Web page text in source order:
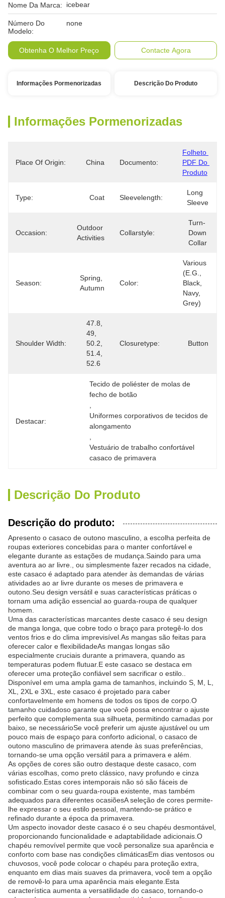
Nome Da Marca: icebear
Número Do
Modelo:
none
Obtenha O Melhor Preço Contacte Agora
Informações Pormenorizadas Descrição Do Produto
Informações Pormenorizadas
Place Of Origin: China Documento:
Folheto
PDF Do
Produto
Type: Coat Sleevelength:
Long
Sleeve
Occasion:
Outdoor
Activities
Collarstyle:
Turn-
Down
Collar
Season:
Spring,
Autumn
Color:
Various
(e.g.,
Black,
Navy,
Grey)
Shoulder Width:
47.8,
49,
50.2,
51.4,
52.6
Closuretype: Button
Destacar:
Tecido de poliéster de molas de
fecho de botão
Uniformes corporativos de tecidos de
alongamento
Vestuário de trabalho confortável
casaco de primavera
Descrição Do Produto
Descrição do produto:
Apresento o casaco de outono masculino, a escolha perfeita de
roupas exteriores concebidas para o manter confortável e
elegante durante as estações de mudança.Saindo para uma
aventura ao ar livre., ou simplesmente fazer recados na cidade,
este casaco é adaptado para atender às demandas de várias
atividades ao ar livre durante os meses de primavera e
outono.Seu design versátil e suas características práticas o
tornam uma adição essencial ao guarda-roupa de qualquer
homem.
Uma das características marcantes deste casaco é seu design
de manga longa, que cobre todo o braço para protegê-lo dos
ventos frios e do clima imprevisível.As mangas são feitas para
oferecer calor e flexibilidadeAs mangas longas são
especialmente cruciais durante a primavera, quando as
temperaturas podem flutuar.E este casaco se destaca em
oferecer uma proteção confiável sem sacrificar o estilo..
Disponível em uma ampla gama de tamanhos, incluindo S, M, L,
XL, 2XL e 3XL, este casaco é projetado para caber
confortavelmente em homens de todos os tipos de corpo.O
tamanho cuidadoso garante que você possa encontrar o ajuste
perfeito que complementa sua silhueta, permitindo camadas por
baixo, se necessárioSe você preferir um ajuste ajustável ou um
pouco mais de espaço para conforto adicional, o casaco de
outono masculino de primavera atende às suas preferências,
tornando-se uma opção versátil para a primavera e além.
As opções de cores são outro destaque deste casaco, com
várias escolhas, como preto clássico, navy profundo e cinza
sofisticado.Estas cores intemporais não só são fáceis de
combinar com o seu guarda-roupa existente, mas também
adequados para diferentes ocasiõesA seleção de cores permite-
lhe expressar o seu estilo pessoal, mantendo-se prático e
refinado durante a época da primavera.
Um aspecto inovador deste casaco é o seu chapéu desmontável,
proporcionando funcionalidade e adaptabilidade adicionais.O
chapéu removível permite que você personalize sua aparência e
conforto com base nas condições climáticasEm dias ventosos ou
chuvosos, você pode colocar o chapéu para proteção extra,
enquanto em dias mais suaves da primavera, você tem a opção
de removê-lo para uma aparência mais elegante.Esta
característica aumenta a versatilidade do casaco, tornando-o